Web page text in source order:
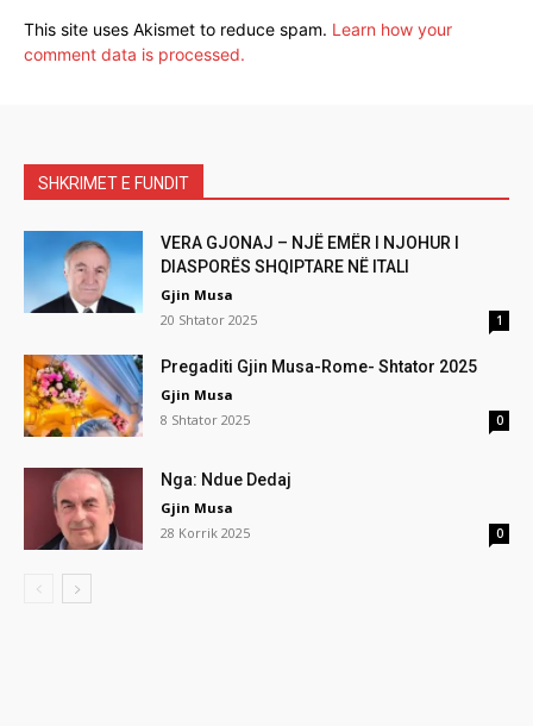
This site uses Akismet to reduce spam. Learn how your
comment data is processed.
SHKRIMET E FUNDIT
VERA GJONAJ – NJË EMËR I NJOHUR I
DIASPORËS SHQIPTARE NË ITALI
Gjin Musa
20 Shtator 2025
1
Pregaditi Gjin Musa-Rome- Shtator 2025
Gjin Musa
8 Shtator 2025
0
Nga: Ndue Dedaj
Gjin Musa
28 Korrik 2025
0